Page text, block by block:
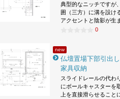
典型的なニッチですが
囲（三方）に溝を設け
アクセントと陰影が生
0
new
仏壇置場下部引出
家具収納
スライドレールの代わ
にボールキャスターを
上を直接滑らせること